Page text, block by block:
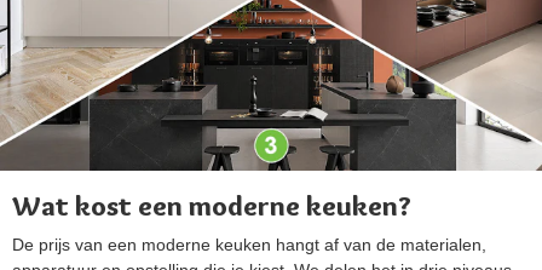
Wat kost een moderne keuken?
De prijs van een moderne keuken hangt af van de materialen,